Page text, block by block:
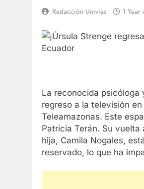
Redacción Univisa 1 Year
La reconocida psicóloga
regreso a la televisión
Teleamazonas. Este
Patricia Terán. Su
hija, Camila Nogales,
reservado, lo que ha